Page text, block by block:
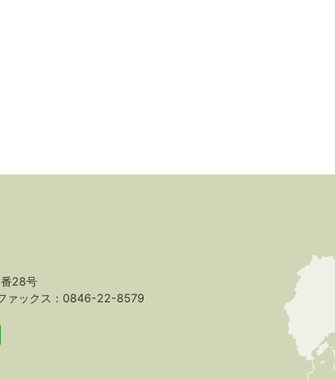
28号
ァックス：0846-22-8579